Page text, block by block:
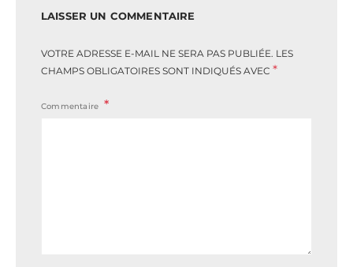
LAISSER UN COMMENTAIRE
VOTRE ADRESSE E-MAIL NE SERA PAS PUBLIÉE. LES
CHAMPS OBLIGATOIRES SONT INDIQUÉS AVEC *
Commentaire